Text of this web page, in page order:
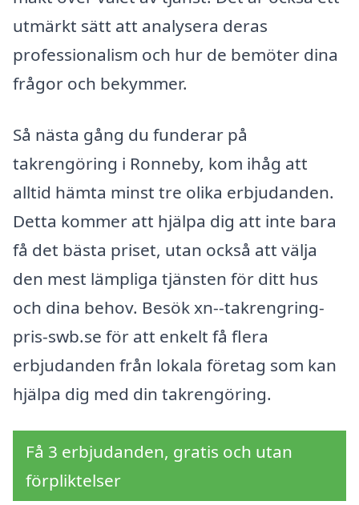
utmärkt sätt att analysera deras
professionalism och hur de bemöter dina
frågor och bekymmer.
Så nästa gång du funderar på
takrengöring i Ronneby, kom ihåg att
alltid hämta minst tre olika erbjudanden.
Detta kommer att hjälpa dig att inte bara
få det bästa priset, utan också att välja
den mest lämpliga tjänsten för ditt hus
och dina behov. Besök xn--takrengring-
pris-swb.se för att enkelt få flera
erbjudanden från lokala företag som kan
hjälpa dig med din takrengöring.
Få 3 erbjudanden, gratis och utan
förpliktelser